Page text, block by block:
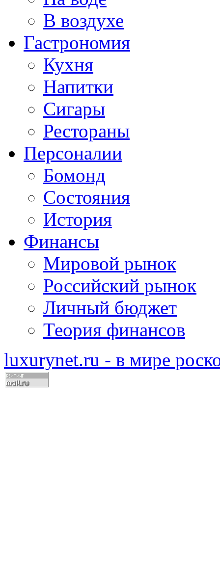
В воздухе
Гастрономия
Кухня
Напитки
Сигары
Рестораны
Персоналии
Бомонд
Состояния
История
Финансы
Мировой рынок
Российский рынок
Личный бюджет
Теория финансов
luxurynet.ru - в мире